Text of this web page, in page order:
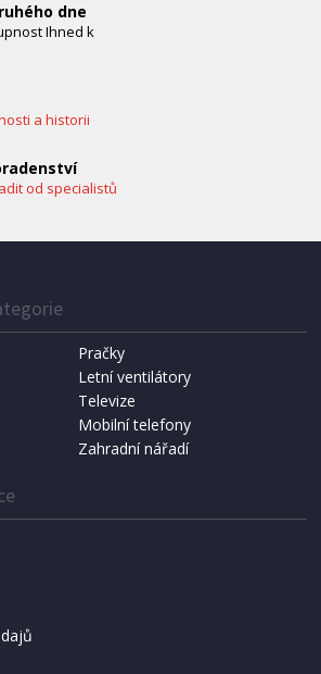
VYSAVAČE
(Multi Bag, S-BAG SMS)
dne
Ihned k
a historii
od specialistů
Pračky
Letní ventilátory
Televize
Mobilní telefony
Zahradní nářadí